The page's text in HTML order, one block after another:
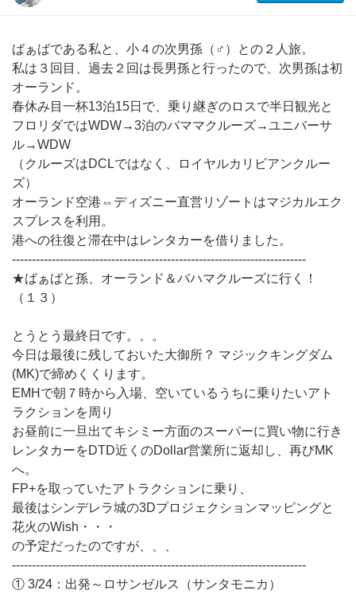
ばぁばである私と、小４の次男孫（♂）との２人旅。
私は３回目、過去２回は長男孫と行ったので、次男孫は初
オーランド。
春休み目一杯13泊15日で、乗り継ぎのロスで半日観光と
フロリダではWDW→3泊のバママクルーズ→ユニバーサ
ル→WDW
（クルーズはDCLではなく、ロイヤルカリビアンクルー
ズ）
オーランド空港⇔ディズニー直営リゾートはマジカルエク
スプレスを利用。
港への往復と滞在中はレンタカーを借りました。
--------------------------------------------------------------------------
★ばぁばと孫、オーランド＆バハマクルーズに行く！
（１３）
とうとう最終日です。。。
今日は最後に残しておいた大御所？ マジックキングダム
(MK)で締めくくります。
EMHで朝７時から入場、空いているうちに乗りたいアト
ラクションを周り
お昼前に一旦出てキシミー方面のスーパーに買い物に行き
レンタカーをDTD近くのDollar営業所に返却し、再びMK
へ。
FP+を取っていたアトラクションに乗り、
最後はシンデレラ城の3Dプロジェクションマッピングと
花火のWish・・・
の予定だったのですが、、、
--------------------------------------------------------------------------
① 3/24：出発～ロサンゼルス（サンタモニカ）